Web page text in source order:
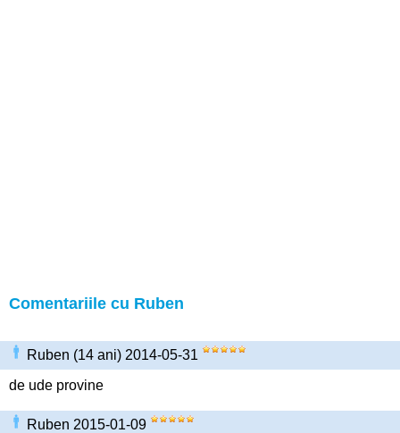
Comentariile cu Ruben
Ruben (14 ani) 2014-05-31
de ude provine
Ruben 2015-01-09